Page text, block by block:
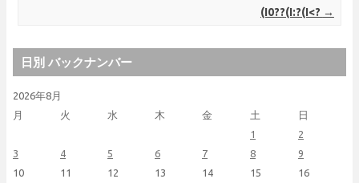
(I0??(I:?(I<? →
日別 バックナンバー
2026年8月
月
火 水 木 金 土 日
1
2
3
4 5 6 7 8
9
10
11 12 13 14 15
16